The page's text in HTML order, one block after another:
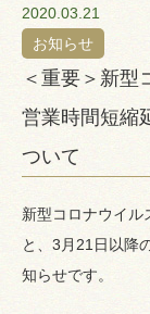
2020.03.21
お知らせ
＜重要＞新型
営業時間短縮
ついて
新型コロナウイル
と、3月21日以降
知らせです。